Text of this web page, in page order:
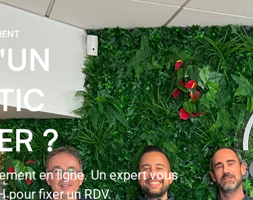
?
en ligne. Un expert vous
pour fixer un RDV.